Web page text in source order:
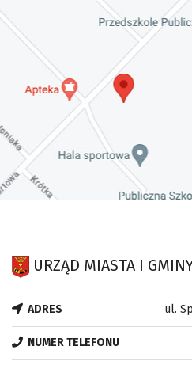
URZĄD MIASTA I
ADRES ul.
NUMER TELEFONU